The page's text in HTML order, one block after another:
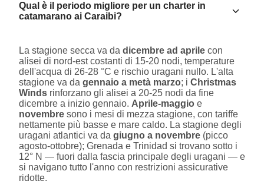
Qual è il periodo migliore per un charter in
catamarano ai Caraibi?
La stagione secca va da dicembre ad aprile con
alisei di nord-est costanti di 15-20 nodi, temperature
dell'acqua di 26-28 °C e rischio uragani nullo. L'alta
stagione va da gennaio a metà marzo; i Christmas
Winds rinforzano gli alisei a 20-25 nodi da fine
dicembre a inizio gennaio. Aprile-maggio e
novembre sono i mesi di mezza stagione, con tariffe
nettamente più basse e mare caldo. La stagione degli
uragani atlantici va da giugno a novembre (picco
agosto-ottobre); Grenada e Trinidad si trovano sotto i
12° N — fuori dalla fascia principale degli uragani — e
si navigano tutto l'anno con restrizioni assicurative
ridotte.